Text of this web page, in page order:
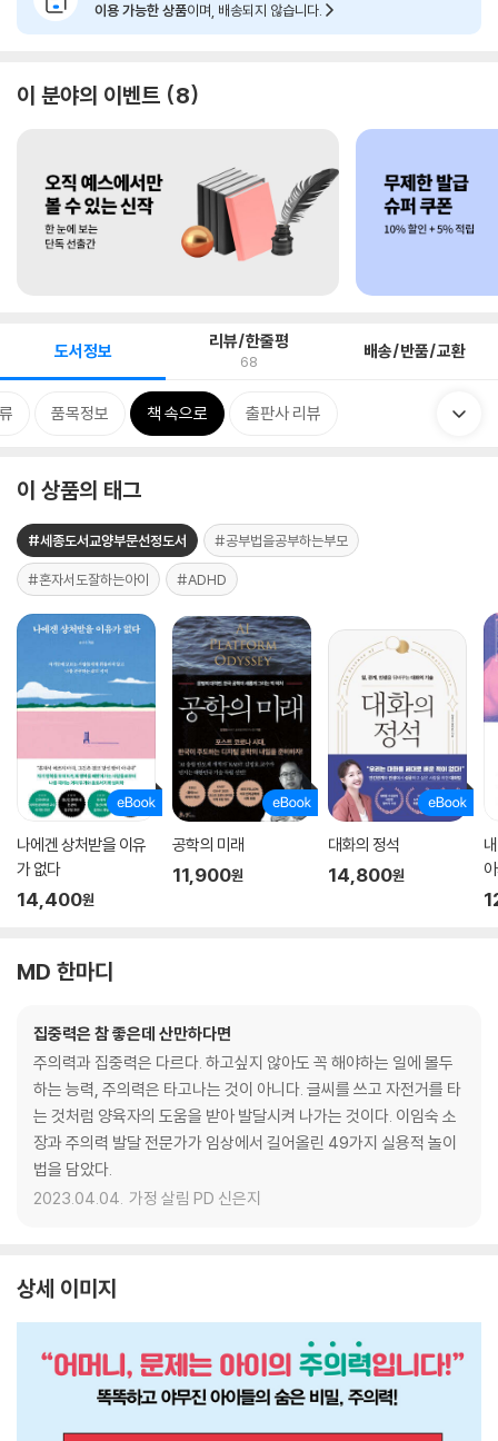
이용 가능한 상품이며, 배송되지 않습니다.
이 분야의 이벤트 8
도서정보 리뷰/한줄평
68 배송/반품/교환
품목정보 책 속으로 출판사 리뷰
이 상품의 태그
#세종도서교양부문선정도서 #공부법을공부하는부모
#혼자서도잘하는아이 #ADHD
나에겐 상처받을 이유
가 없다
14,400원
공학의 미래
11,900원
대화의 정석
14,800원
MD 한마디
집중력은 참 좋은데 산만하다면
주의력과 집중력은 다르다. 하고싶지 않아도 꼭 해야하는 일에 몰두
하는 능력, 주의력은 타고나는 것이 아니다. 글씨를 쓰고 자전거를 타
는 것처럼 양육자의 도움을 받아 발달시켜 나가는 것이다. 이임숙 소
장과 주의력 발달 전문가가 임상에서 길어올린 49가지 실용적 놀이
법을 담았다.
2023.04.04. 가정 살림 PD 신은지
상세 이미지